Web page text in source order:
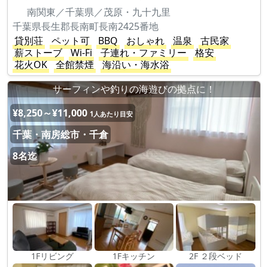
南関東／千葉県／茂原・九十九里
千葉県長生郡長南町長南2425番地
貸別荘
ペット可 BBQ おしゃれ 温泉
古民家
薪ストーブ
Wi-Fi 子連れ・ファミリー
格安
花火OK
全館禁煙
海沿い・海水浴
サーフィンや釣りの海遊びの拠点に！
¥8,250～¥11,000 1人あたり目安
千葉・南房総市・千倉
8名迄
1Fリビング 1Fキッチン 2F ２段ベッド